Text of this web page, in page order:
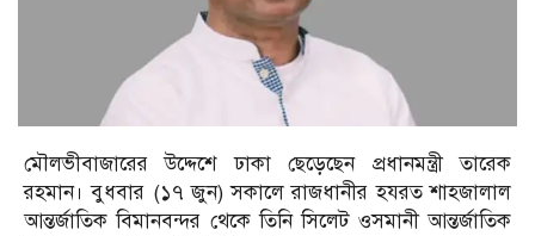
মৌলভীবাজারের উদ্দেশে ঢাকা ছেড়েছেন প্রধানমন্ত্রী তারেক
রহমান। বুধবার (১৭ জুন) সকালে রাজধানীর হযরত শাহজালাল
আন্তর্জাতিক বিমানবন্দর থেকে তিনি সিলেট ওসমানী আন্তর্জাতিক